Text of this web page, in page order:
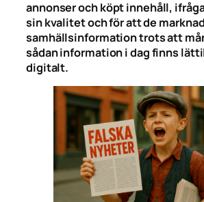
annonser och köpt innehåll,
sin kvalitet och för att de
samhällsinformation trots att
sådan information i dag finns
digitalt.